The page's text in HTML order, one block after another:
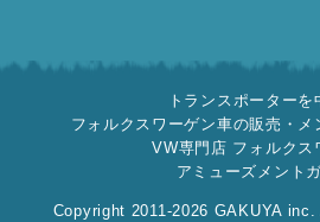
トランスポーターを
フォルクスワーゲン車の販売・メ
VW専門店 フォルクス
アミューズメント
Copyright 2011-2026 GAKUYA